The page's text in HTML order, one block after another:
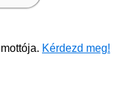
Kérdezd meg!